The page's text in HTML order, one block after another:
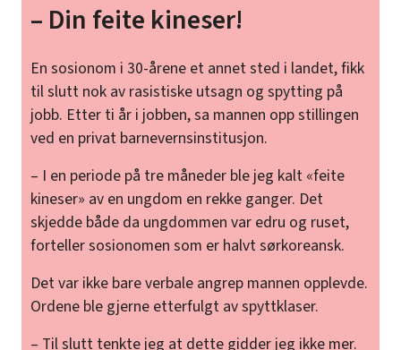
– Din feite kineser!
En sosionom i 30-årene et annet sted i landet, fikk
til slutt nok av rasistiske utsagn og spytting på
jobb. Etter ti år i jobben, sa mannen opp stillingen
ved en privat barnevernsinstitusjon.
– I en periode på tre måneder ble jeg kalt «feite
kineser» av en ungdom en rekke ganger. Det
skjedde både da ungdommen var edru og ruset,
forteller sosionomen som er halvt sørkoreansk.
Det var ikke bare verbale angrep mannen opplevde.
Ordene ble gjerne etterfulgt av spyttklaser.
– Til slutt tenkte jeg at dette gidder jeg ikke mer.